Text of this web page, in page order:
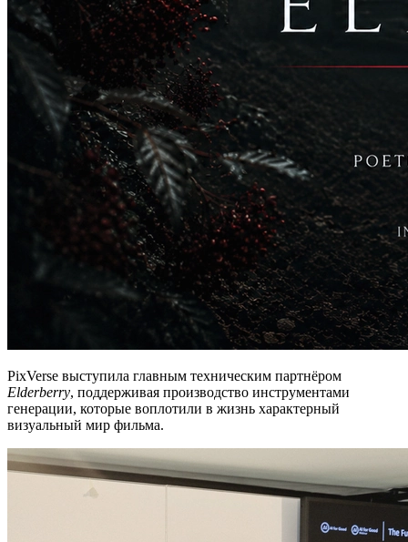
PixVerse выступила главным техническим партнёром
Elderberry, поддерживая производство инструментами
генерации, которые воплотили в жизнь характерный
визуальный мир фильма.